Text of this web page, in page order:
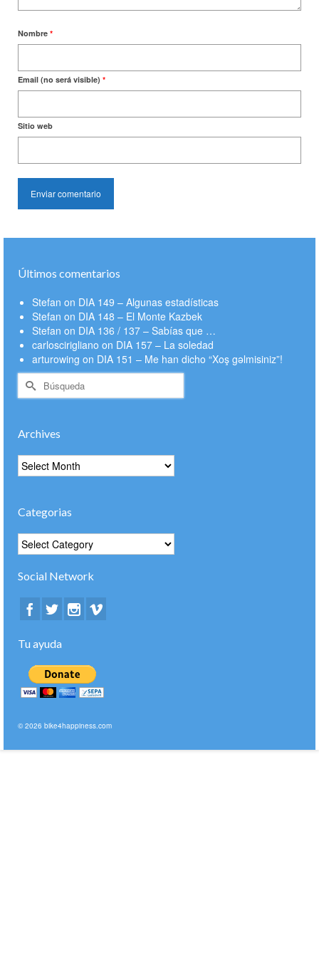
Nombre *
Email (no será visible) *
Sitio web
Últimos comentarios
Stefan on DIA 149 – Algunas estadísticas
Stefan on DIA 148 – El Monte Kazbek
Stefan on DIA 136 / 137 – Sabías que …
carloscirigliano on DIA 157 – La soledad
arturowing on DIA 151 – Me han dicho “Xoş gəlmisiniz”!
Buscar
por:
Archives
Archives
Categorias
Categorias
Social Network
Tu ayuda
© 2026 bike4happiness.com